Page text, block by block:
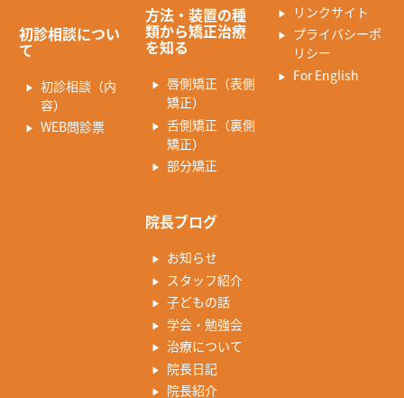
初診相談につい
て
初診相談（内
容）
WEB問診票
方法・装置の種
類から矯正治療
を知る
唇側矯正（表側
矯正）
舌側矯正（裏側
矯正）
部分矯正
院長ブログ
お知らせ
スタッフ紹介
子どもの話
学会・勉強会
治療について
院長日記
院長紹介
リンクサイト
プライバシーポ
リシー
For English